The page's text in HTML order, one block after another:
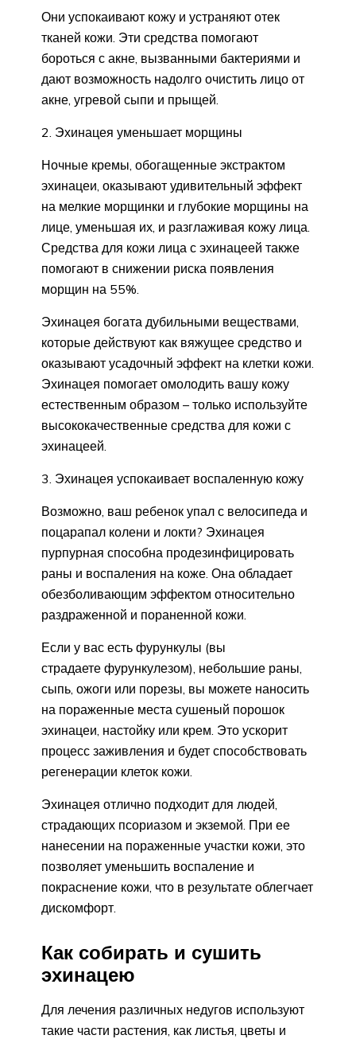
Они успокаивают кожу и устраняют отек
тканей кожи. Эти средства помогают
бороться с акне, вызванными бактериями и
дают возможность надолго очистить лицо от
акне, угревой сыпи и прыщей.
2. Эхинацея уменьшает морщины
Ночные кремы, обогащенные экстрактом
эхинацеи, оказывают удивительный эффект
на мелкие морщинки и глубокие морщины на
лице, уменьшая их, и разглаживая кожу лица.
Средства для кожи лица с эхинацеей также
помогают в снижении риска появления
морщин на 55%.
Эхинацея богата дубильными веществами,
которые действуют как вяжущее средство и
оказывают усадочный эффект на клетки кожи.
Эхинацея помогает омолодить вашу кожу
естественным образом – только используйте
высококачественные средства для кожи с
эхинацеей.
3. Эхинацея успокаивает воспаленную кожу
Возможно, ваш ребенок упал с велосипеда и
поцарапал колени и локти? Эхинацея
пурпурная способна продезинфицировать
раны и воспаления на коже. Она обладает
обезболивающим эффектом относительно
раздраженной и пораненной кожи.
Если у вас есть фурункулы (вы
страдаете фурункулезом), небольшие раны,
сыпь, ожоги или порезы, вы можете наносить
на пораженные места сушеный порошок
эхинацеи, настойку или крем. Это ускорит
процесс заживления и будет способствовать
регенерации клеток кожи.
Эхинацея отлично подходит для людей,
страдающих псориазом и экземой. При ее
нанесении на пораженные участки кожи, это
позволяет уменьшить воспаление и
покраснение кожи, что в результате облегчает
дискомфорт.
Как собирать и сушить
эхинацею
Для лечения различных недугов используют
такие части растения, как листья, цветы и